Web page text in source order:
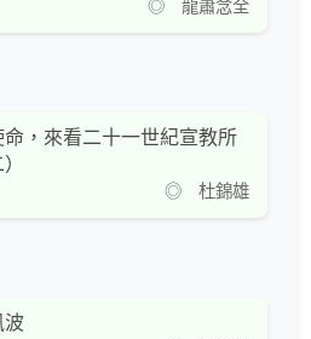
◎ 龍蕭念全
，來看二十一世紀宣教所
◎ 杜錦雄
波